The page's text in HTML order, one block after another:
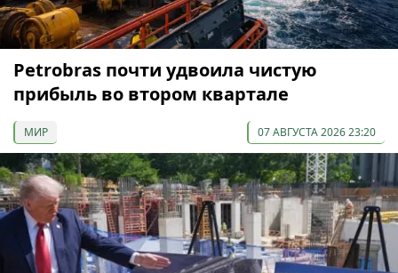
Petrobras почти удвоила чистую
прибыль во втором квартале
МИР 07 АВГУСТА 2026 23:20